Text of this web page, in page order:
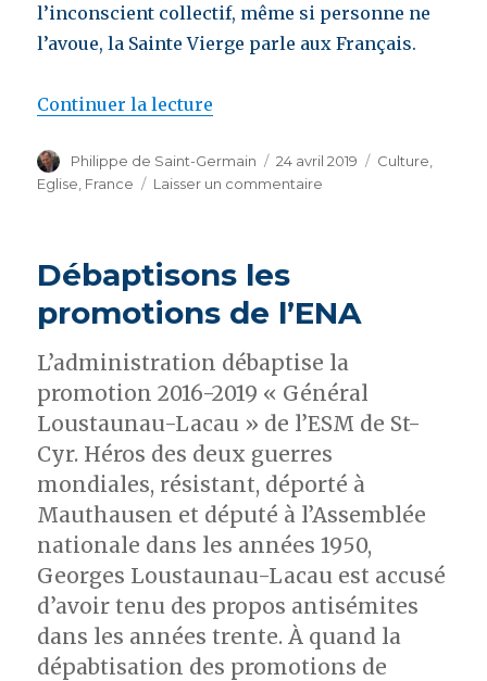
l’inconscient collectif, même si personne ne
l’avoue, la Sainte Vierge parle aux Français.
Continuer la lecture
Auteur
Philippe de Saint-Germain
Publié
le
24 avril 2019 Catégories
Culture
Eglise France Laisser un commentaire
Dame
devoir
affronter
nouveaux
dangers
»
Débaptisons les
promotions de l’ENA
L’administration débaptise la
promotion 2016-2019 « Général
Loustaunau-Lacau » de l’ESM de St-
Cyr. Héros des deux guerres
mondiales, résistant, déporté à
Mauthausen et député à l’Assemblée
nationale dans les années 1950,
Georges Loustaunau-Lacau est accusé
d’avoir tenu des propos antisémites
dans les années trente. À quand la
dépabtisation des promotions de